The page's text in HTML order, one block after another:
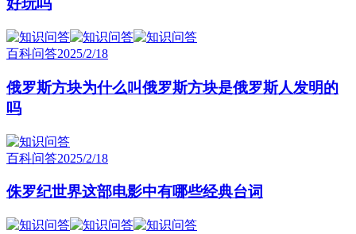
好玩吗
百科问答2025/2/18
俄罗斯方块为什么叫俄罗斯方块是俄罗斯人发明的
吗
百科问答2025/2/18
侏罗纪世界这部电影中有哪些经典台词